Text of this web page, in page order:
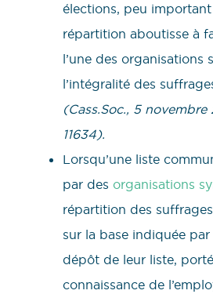
élections, peu
répartition aboutisse à
l’une des organisations
l’intégralité des
(Cass.Soc., 5 novembre
11634).
Lorsqu’une liste
par des organisations
répartition des
sur la base indiquée
dépôt de leur liste,
connaissance de